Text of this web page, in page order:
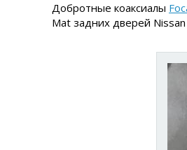
Добротные коаксиалы
Mat задних дверей